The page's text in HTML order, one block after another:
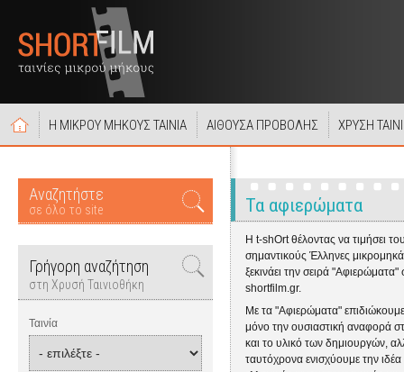
Η ΜΙΚΡΟΥ ΜΗΚΟΥΣ ΤΑΙΝΙΑ ΑΙΘΟΥΣΑ ΠΡΟΒΟΛΗΣ ΧΡΥΣΗ
Αναζητήστε
σε όλο το site
Γρήγορη αναζήτηση
στη Χρυσή Ταινιοθήκη
Ταινία
Τα αφιερώματα
Η t-shOrt θέλοντας να τιμήσει
σημαντικούς Έλληνες
ξεκινάει την σειρά "Αφιερώματα"
shortfilm.gr.
Με τα "Αφιερώματα"
μόνο την ουσιαστική αναφορά
και το υλικό των δημιουργών,
ταυτόχρονα ενισχύουμε την ιδέα